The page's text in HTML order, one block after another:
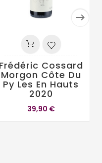

Frédéric Cossard
Morgon Côte Du
Py Les En Hauts
2020
39,90 €